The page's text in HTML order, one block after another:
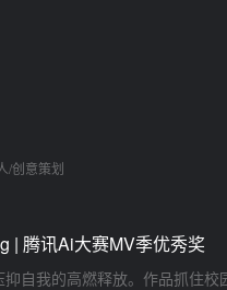
/创意策划
| 腾讯Ai大赛MV季优秀奖
抑自我的高燃释放。作品抓住